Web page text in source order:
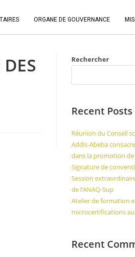
ORGANE DE GOUVERNANCE
Rechercher
Recent Posts
Réunion du Conseil
Addis-Abeba
dans la promotion de
Signature de
Session
de l’ANAQ-Sup
Atelier de formation
microcertifications au
Recent